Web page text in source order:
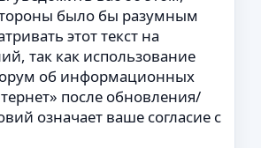
было бы разумным
этот текст на
так как использование
об информационных
после обновления/
означает ваше согласие с